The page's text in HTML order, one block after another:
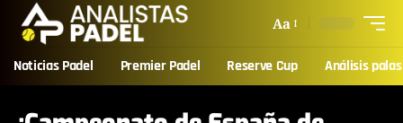
Aa
Noticias Padel Premier Padel Reserve Cup Análisis palas